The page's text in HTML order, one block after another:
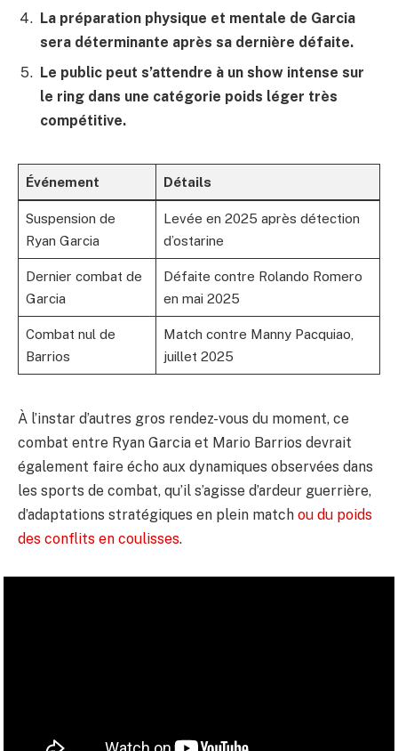
La préparation physique et mentale de Garcia
sera déterminante après sa dernière défaite.
Le public peut s’attendre à un show intense sur
le ring dans une catégorie poids léger très
compétitive.
Événement Détails
Suspension de
Ryan Garcia
Levée en 2025 après détection
d’ostarine
Dernier combat de
Garcia
Défaite contre Rolando Romero
en mai 2025
Combat nul de
Barrios
Match contre Manny Pacquiao,
juillet 2025
À l’instar d’autres gros rendez-vous du moment, ce
combat entre Ryan Garcia et Mario Barrios devrait
également faire écho aux dynamiques observées dans
les sports de combat, qu’il s’agisse d’ardeur guerrière,
d’adaptations stratégiques en plein match ou du poids
des conflits en coulisses.